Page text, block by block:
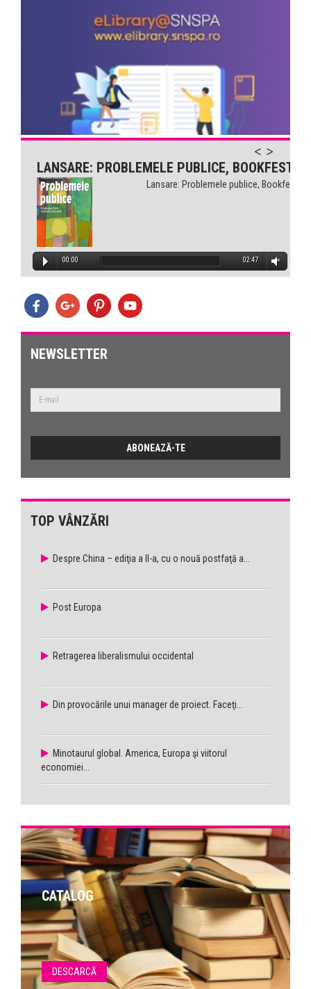
Comunicarea pentru sănătate...
LANSARE: PROBLEMELE PUBLICE, BOOKFEST
Lansare: Problemele publice, Bookfest
00:00 02:47
NEWSLETTER
TOP VÂNZĂRI
Despre China – ediţia a II-a, cu o nouă postfaţă a...
Post Europa
Retragerea liberalismului occidental
Din provocările unui manager de proiect. Faceţi...
Minotaurul global. America, Europa şi viitorul
economiei...
CATALOG
DESCARCĂ